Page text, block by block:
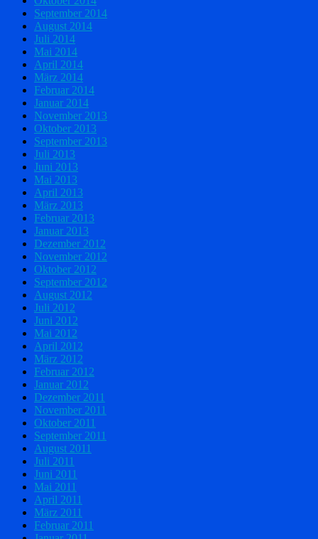
September 2014
August 2014
Juli 2014
Mai 2014
April 2014
März 2014
Februar 2014
Januar 2014
November 2013
Oktober 2013
September 2013
Juli 2013
Juni 2013
Mai 2013
April 2013
März 2013
Februar 2013
Januar 2013
Dezember 2012
November 2012
Oktober 2012
September 2012
August 2012
Juli 2012
Juni 2012
Mai 2012
April 2012
März 2012
Februar 2012
Januar 2012
Dezember 2011
November 2011
Oktober 2011
September 2011
August 2011
Juli 2011
Juni 2011
Mai 2011
April 2011
März 2011
Februar 2011